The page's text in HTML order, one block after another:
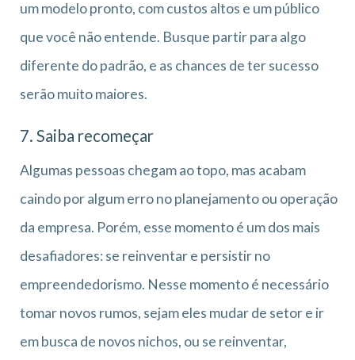
um modelo pronto, com custos altos e um público
que você não entende. Busque partir para algo
diferente do padrão, e as chances de ter sucesso
serão muito maiores.
7. Saiba recomeçar
Algumas pessoas chegam ao topo, mas acabam
caindo por algum erro no planejamento ou operação
da empresa. Porém, esse momento é um dos mais
desafiadores: se reinventar e persistir no
empreendedorismo. Nesse momento é necessário
tomar novos rumos, sejam eles mudar de setor e ir
em busca de novos nichos, ou se reinventar,